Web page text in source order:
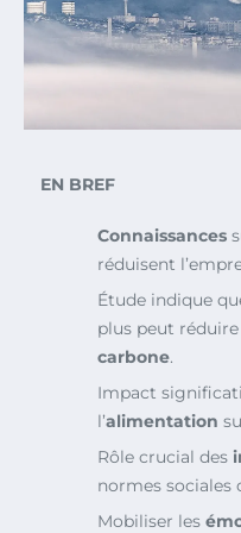
EN BREF
Connaissances
réduisent
Étude indique
plus peut réduire
carbone.
Impact
l’alimentation
Rôle crucial des
normes sociales
Mobiliser les